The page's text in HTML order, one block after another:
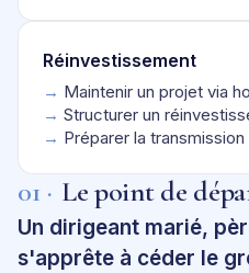
Réinvestissement
→ Maintenir un projet via
→ Structurer un
→ Préparer la
01 · Le point de
Un dirigeant marié,
s'apprête à céder le